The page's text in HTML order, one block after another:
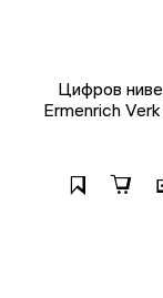
Цифров
Ermenrich